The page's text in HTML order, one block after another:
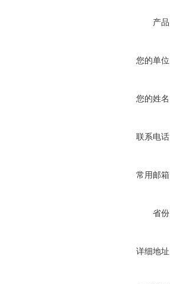
产
您的单
您的姓
联系电
常用邮
省
详细地